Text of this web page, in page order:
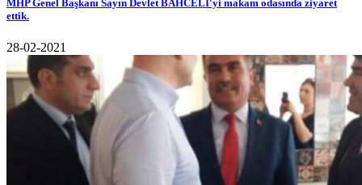
MHP Genel Başkanı Sayın Devlet BAHCELİ'yi makam odasında ziyaret
ettik.
28-02-2021